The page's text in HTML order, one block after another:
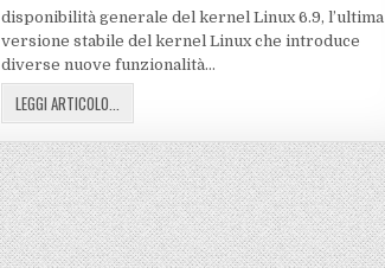
disponibilità generale del kernel Linux 6.9, l’ultima
versione stabile del kernel Linux che introduce
diverse nuove funzionalità…
LEGGI ARTICOLO...